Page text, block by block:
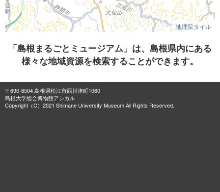
地理院タイル
「島根まるごとミュージアム」は、島根県内にある
様々な地域資源を検索することができます。
〒690-8504 島根県松江市西川津町1060
島根大学総合博物館アシカル
Copyright（C）2021 Shimane University Museum All Rights Reserved.